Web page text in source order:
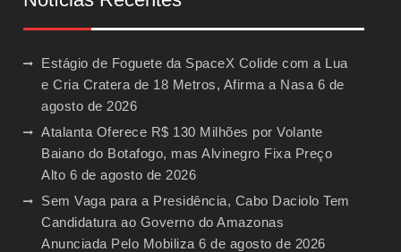
Estágio de Foguete da SpaceX Colide com a Lua
e Cria Cratera de 18 Metros, Afirma a Nasa 6 de
agosto de 2026
Atalanta Oferece R$ 130 Milhões por Volante
Baiano do Botafogo, mas Alvinegro Fixa Preço
Alto 6 de agosto de 2026
Sem Vaga para a Presidência, Cabo Daciolo Tem
Candidatura ao Governo do Amazonas
Anunciada Pelo Mobiliza 6 de agosto de 2026